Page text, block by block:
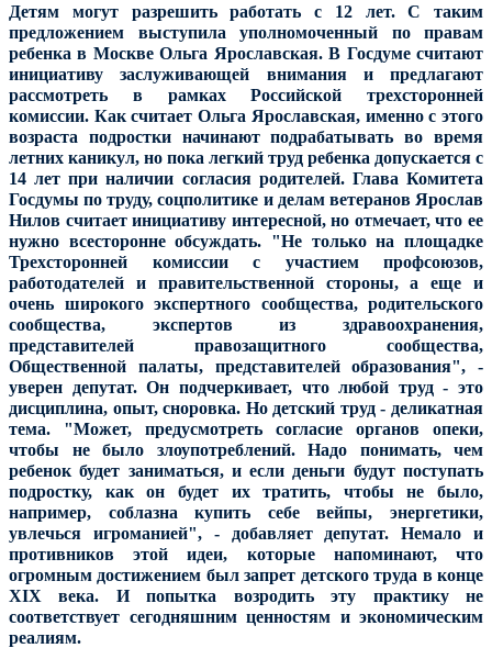
Детям могут разрешить работать с 12 лет. С таким
предложением выступила уполномоченный по правам
ребенка в Москве Ольга Ярославская. В Госдуме считают
инициативу заслуживающей внимания и предлагают
рассмотреть в рамках Российской трехсторонней
комиссии. Как считает Ольга Ярославская, именно с этого
возраста подростки начинают подрабатывать во время
летних каникул, но пока легкий труд ребенка допускается с
14 лет при наличии согласия родителей. Глава Комитета
Госдумы по труду, соцполитике и делам ветеранов Ярослав
Нилов считает инициативу интересной, но отмечает, что ее
нужно всесторонне обсуждать. "Не только на площадке
Трехсторонней комиссии с участием профсоюзов,
работодателей и правительственной стороны, а еще и
очень широкого экспертного сообщества, родительского
сообщества, экспертов из здравоохранения,
представителей правозащитного сообщества,
Общественной палаты, представителей образования", -
уверен депутат.Он подчеркивает, что любой труд - это
дисциплина, опыт, сноровка. Но детский труд - деликатная
тема. "Может, предусмотреть согласие органов опеки,
чтобы не было злоупотреблений. Надо понимать, чем
ребенок будет заниматься, и если деньги будут поступать
подростку, как он будет их тратить, чтобы не было,
например, соблазна купить себе вейпы, энергетики,
увлечься игроманией", - добавляет депутат.Немало и
противников этой идеи, которые напоминают, что
огромным достижением был запрет детского труда в конце
XIX века. И попытка возродить эту практику не
соответствует сегодняшним ценностям и экономическим
реалиям.